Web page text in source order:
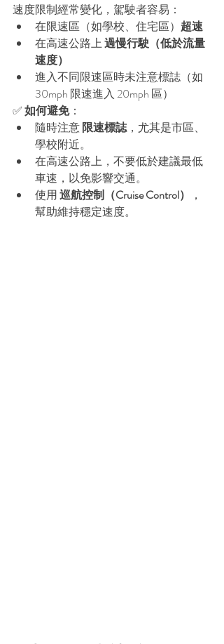
速度限制經常變化，駕駛者容易：
在限速區（如學校、住宅區） 超速
在高速公路上 過慢行駛（低於流量
速度）
進入不同限速區時未注意標誌（如
30mph 限速進入 20mph 區）
✅ 如何避免：
隨時注意 限速標誌，尤其是市區、
學校附近。
在高速公路上，不要低於建議最低
車速，以免影響交通。
使用 巡航控制（Cruise Control）
，
幫助維持穩定速度。